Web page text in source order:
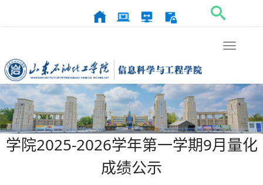
Toggle
学院2025-2026学年第一学期9月量化
成绩公示